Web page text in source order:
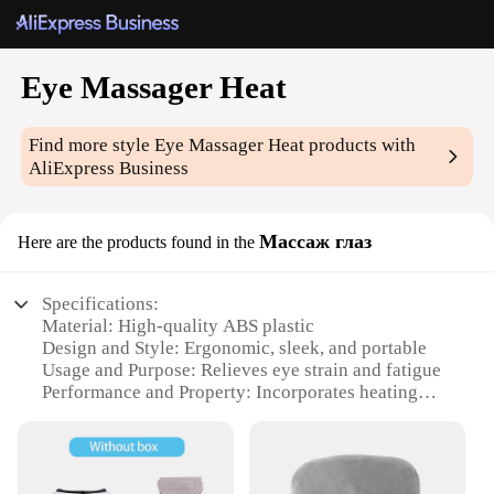
Eye Massager Heat
Find more styleEye Massager Heat products with
AliExpress Business
Here are the products found in the Массаж глаз
Specifications:
Material: High-quality ABS plastic
Design and Style: Ergonomic, sleek, and portable
Usage and Purpose: Relieves eye strain and fatigue
Performance and Property: Incorporates heating
Parts and Accessories: Comes with a USB charging
cable
Applicable People: Suitable for individuals who